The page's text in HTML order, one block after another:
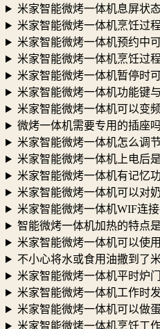
米家智能微烤一体机息屏状
米家智能微烤一体机烹饪过
米家智能微烤一体机预约中
米家智能微烤一体机烹饪过
米家智能微烤一体机暂停时
米家智能微烤一体机功能键
米家智能微烤一体机可以变频
微烤一体机需要专用的插座吗
米家智能微烤一体机怎么调节
米家智能微烤一体机上电后
米家智能微烤一体机有记忆功
米家智能微烤一体机可以对
米家智能微烤一体机WIF连
智能微烤一体机加热的特点是
米家智能微烤一体机可以使
不小心将水或食用油撒到了
米家智能微烤一体机平时炉
米家智能微烤一体机工作时
米家智能微烤一体机可以做蛋
米家智能微烤一体机烹饪工